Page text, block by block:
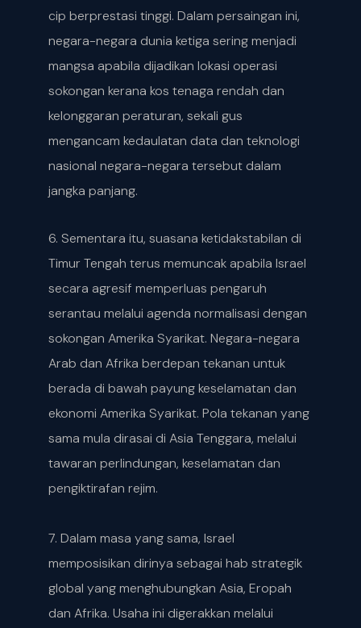
cip berprestasi tinggi. Dalam persaingan ini,
negara-negara dunia ketiga sering menjadi
mangsa apabila dijadikan lokasi operasi
sokongan kerana kos tenaga rendah dan
kelonggaran peraturan, sekali gus
mengancam kedaulatan data dan teknologi
nasional negara-negara tersebut dalam
jangka panjang.
6. Sementara itu, suasana ketidakstabilan di
Timur Tengah terus memuncak apabila Israel
secara agresif memperluas pengaruh
serantau melalui agenda normalisasi dengan
sokongan Amerika Syarikat. Negara-negara
Arab dan Afrika berdepan tekanan untuk
berada di bawah payung keselamatan dan
ekonomi Amerika Syarikat. Pola tekanan yang
sama mula dirasai di Asia Tenggara, melalui
tawaran perlindungan, keselamatan dan
pengiktirafan rejim.
7. Dalam masa yang sama, Israel
memposisikan dirinya sebagai hab strategik
global yang menghubungkan Asia, Eropah
dan Afrika. Usaha ini digerakkan melalui